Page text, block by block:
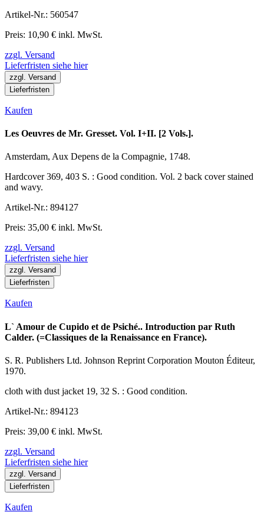
Artikel-Nr.: 560547
Preis: 10,90 € inkl. MwSt.
zzgl. Versand
Lieferfristen siehe hier
zzgl. Versand
Lieferfristen
Kaufen
Les Oeuvres de Mr. Gresset. Vol. I+II. [2 Vols.].
Amsterdam, Aux Depens de la Compagnie, 1748.
Hardcover 369, 403 S. : Good condition. Vol. 2 back cover stained
and wavy.
Artikel-Nr.: 894127
Preis: 35,00 € inkl. MwSt.
zzgl. Versand
Lieferfristen siehe hier
zzgl. Versand
Lieferfristen
Kaufen
L` Amour de Cupido et de Psiché.. Introduction par Ruth
Calder. (=Classiques de la Renaissance en France).
S. R. Publishers Ltd. Johnson Reprint Corporation Mouton Éditeur,
1970.
cloth with dust jacket 19, 32 S. : Good condition.
Artikel-Nr.: 894123
Preis: 39,00 € inkl. MwSt.
zzgl. Versand
Lieferfristen siehe hier
zzgl. Versand
Lieferfristen
Kaufen